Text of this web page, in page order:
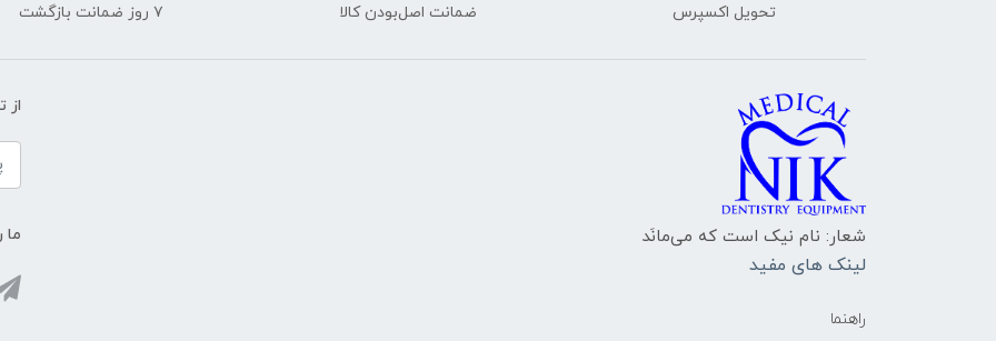
تحویل اکسپرس ضمانت اصل‌بودن کالا ۷ روز ضمانت بازگشت
شعار: نام نیک است که می‌مانَد
لینک های مفید
راهنما
از
ما